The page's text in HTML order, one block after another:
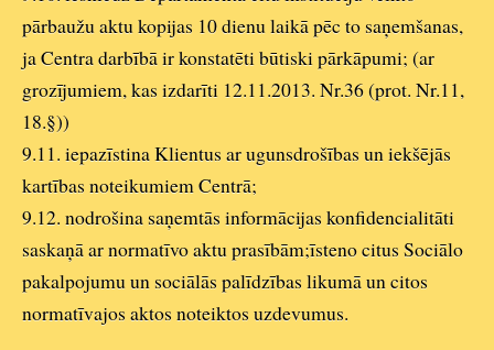
pārbaužu aktu kopijas 10 dienu laikā pēc to saņemšanas,
ja Centra darbībā ir konstatēti būtiski pārkāpumi; (ar
grozījumiem, kas izdarīti 12.11.2013. Nr.36 (prot. Nr.11,
18.§))
9.11. iepazīstina Klientus ar ugunsdrošības un iekšējās
kartības noteikumiem Centrā;
9.12. nodrošina saņemtās informācijas konfidencialitāti
saskaņā ar normatīvo aktu prasībām;īsteno citus Sociālo
pakalpojumu un sociālās palīdzības likumā un citos
normatīvajos aktos noteiktos uzdevumus.